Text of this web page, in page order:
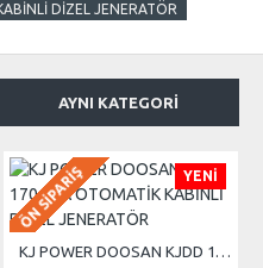
DİZEL JENERATÖR
AYNI KATEGORI
YENI
ÖN SIPARIŞ
KJ POWER DOOSAN KJDD 170 KVA OTOMATİK KABİNLİ DİZEL JENERATÖR